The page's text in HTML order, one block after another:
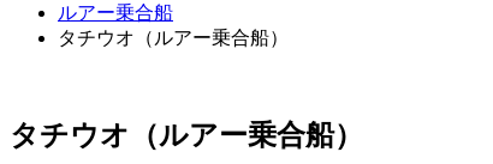
ルアー乗合船
タチウオ（ルアー乗合船）
タチウオ（ルアー乗合船）